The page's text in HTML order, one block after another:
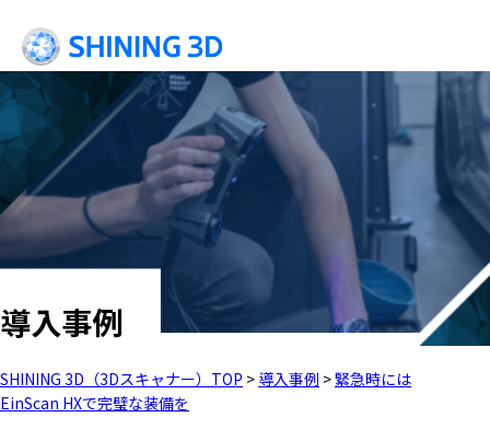
導入事例
SHINING 3D（3Dスキャナー）TOP > 導入事例 >緊急時には
EinScan HXで完璧な装備を